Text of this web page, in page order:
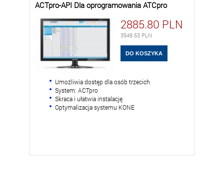
ACTpro-API Dla oprogramowania ATCpro
2885.80 PLN
3549.53 PLN
Umożliwia dostęp dla osób trzecich
System: ACTpro
Skraca i ułatwia instalację
Optymalizacja systemu KONE